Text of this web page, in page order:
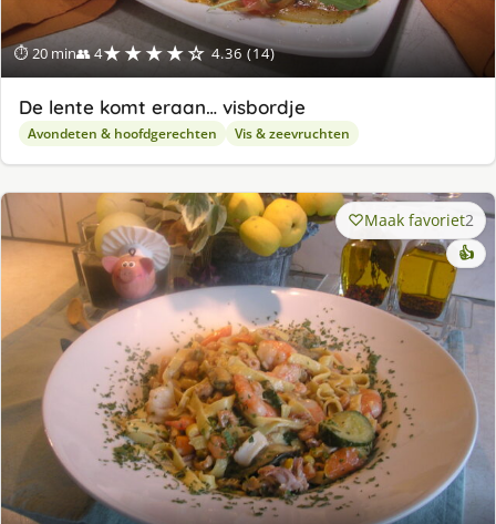
⏱ 20 min👥 4★★★★☆ 4.36 (14)
De lente komt eraan… visbordje
Avondeten & hoofdgerechten Vis & zeevruchten
Maak favoriet2
👍